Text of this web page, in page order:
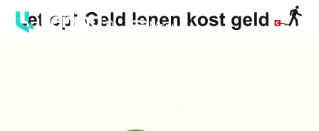
Menu